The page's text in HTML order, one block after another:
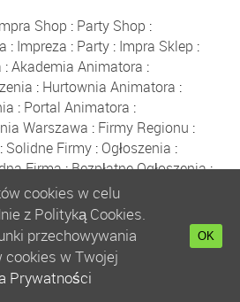
Shop : Party Shop :
: Impreza : Party : Impra Sklep :
:Akademia Animatora :
: Hurtownia Animatora :
: Portal Animatora :
Warszawa : Firmy Regionu :
Solidne Firmy: Ogłoszenia :
Firma:Bezpłatne Ogłoszenia:
Czasu Wolnego:
Warszawa:sklep animatora
:Bezpłatne Ogłoszenia
:Kurs Animatora
:
Warszawa :Rumia
:
cookies w celu
z Polityką Cookies.
przechowywania
cookies w Twojej
Prywatności
OK